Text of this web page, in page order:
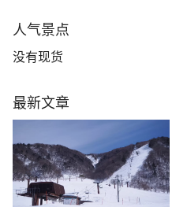
人气景点
没有现货
最新文章